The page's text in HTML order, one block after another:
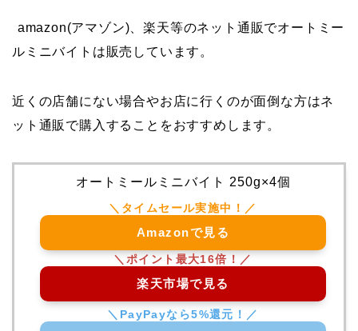
amazon(アマゾン)、楽天等のネット通販でオートミー
ルミニバイト は販売しています。
近くの店舗にない場合やお店に行くのが面倒な方はネ
ット通販で購入することをおすすめします。
オートミールミニバイト 250g×4個
Amazonで見る
楽天市場で見る